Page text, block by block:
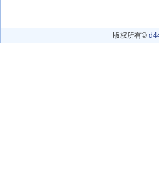
版权所有©